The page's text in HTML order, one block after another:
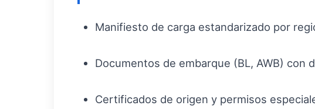
Manifiesto de carga estandarizado por
Documentos de embarque (BL, AWB) con
Certificados de origen y permisos